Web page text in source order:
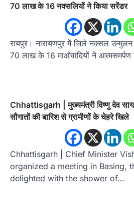
70 लाख के 16 नक्सलियों ने किया सरेंडर
रायपुर। नारायणपुर में जिले नक्सल उन्मुलन
70 लाख के 16 माओवादियों ने
Chhattisgarh | मुख्यमंत्री विष्णु देव साय
सौगातों की बारिश से ग्रामीणों के चेहरे खिले
Chhattisgarh | Chief Minister
organized a meeting in Basing,
delighted with the shower of…